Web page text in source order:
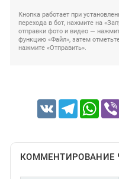
Кнопка работает при
перехода в бот, нажмите на
отправки фото и видео —
функцию «Файл», затем
нажмите «Отправить».
VK Telegram
КОММЕНТИРОВАНИЕ